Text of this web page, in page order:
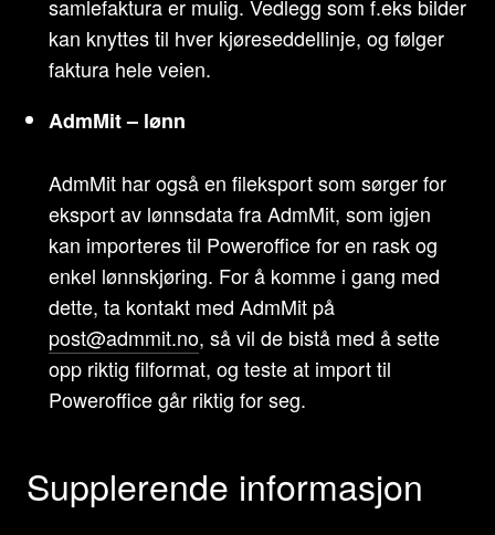
samlefaktura er mulig. Vedlegg som f.eks bilder
kan knyttes til hver kjøreseddellinje, og følger
faktura hele veien.
AdmMit – lønn
AdmMit har også en fileksport som sørger for
eksport av lønnsdata fra AdmMit, som igjen
kan importeres til Poweroffice for en rask og
enkel lønnskjøring. For å komme i gang med
dette, ta kontakt med AdmMit på
post@admmit.no, så vil de bistå med å sette
opp riktig filformat, og teste at import til
Poweroffice går riktig for seg.
Supplerende informasjon